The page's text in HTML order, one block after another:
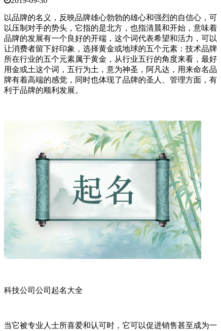
以品牌的名义，反映品牌雄心勃勃的雄心和强烈的自信心，可
以压制对手的势头，它指的是北方，也指清晨和开始，意味着
品牌的发展有一个良好的开端，这个词代表希望和活力，可以
让消费者留下好印象，选择黄金或地球的五个元素：技术品牌
所在行业的五个元素属于黄金，从行业五行的角度来看，最好
用金或土这个词，五行为土，意为神圣，阿凡达，用来命名品
牌有着高端的感觉，同时也体现了品牌的圣人、管理方面，有
利于品牌的顺利发展。
科技公司公司起名大全
当它被专业人士所喜爱和认可时，它可以促进销售甚至成为一